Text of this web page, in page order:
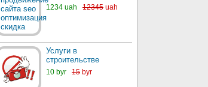
1234 uah 12345 uah
Услуги в
строительстве
10 byr 15 byr